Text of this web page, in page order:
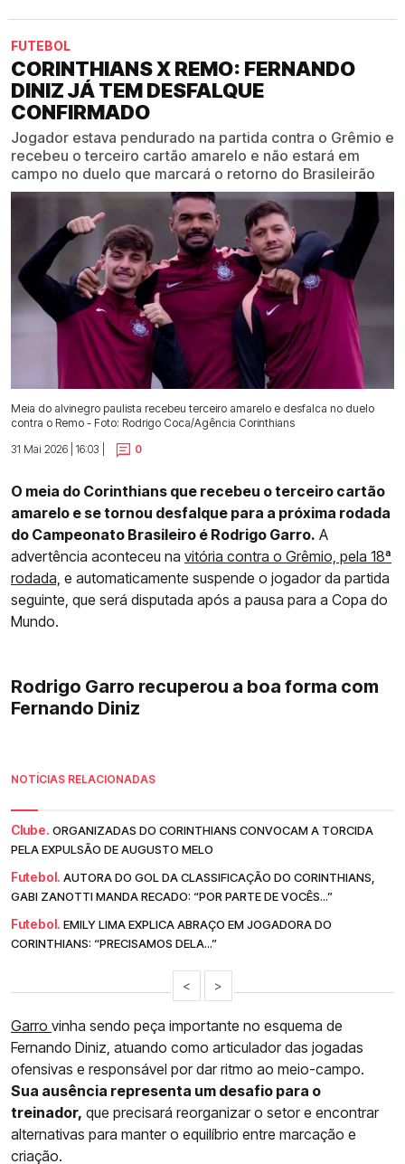
FUTEBOL
CORINTHIANS X REMO: FERNANDO
DINIZ JÁ TEM DESFALQUE
CONFIRMADO
Jogador estava pendurado na partida contra o Grêmio e
recebeu o terceiro cartão amarelo e não estará em
campo no duelo que marcará o retorno do Brasileirão
Meia do alvinegro paulista recebeu terceiro amarelo e desfalca no duelo
contra o Remo - Foto: Rodrigo Coca/Agência Corinthians
31 Mai 2026 | 16:03 |
0
O meia do Corinthians que recebeu o terceiro cartão
amarelo e se tornou desfalque para a próxima rodada
do Campeonato Brasileiro é Rodrigo Garro. A
advertência aconteceu na vitória contra o Grêmio, pela 18ª
rodada, e automaticamente suspende o jogador da partida
seguinte, que será disputada após a pausa para a Copa do
Mundo.
Rodrigo Garro recuperou a boa forma com
Fernando Diniz
NOTÍCIAS RELACIONADAS
Clube. ORGANIZADAS DO CORINTHIANS CONVOCAM A TORCIDA
PELA EXPULSÃO DE AUGUSTO MELO
Futebol. AUTORA DO GOL DA CLASSIFICAÇÃO DO CORINTHIANS,
GABI ZANOTTI MANDA RECADO: “POR PARTE DE VOCÊS...”
Futebol. EMILY LIMA EXPLICA ABRAÇO EM JOGADORA DO
CORINTHIANS: “PRECISAMOS DELA...”
< >
Garro vinha sendo peça importante no esquema de
Fernando Diniz, atuando como articulador das jogadas
ofensivas e responsável por dar ritmo ao meio-campo.
Sua ausência representa um desafio para o
treinador, que precisará reorganizar o setor e encontrar
alternativas para manter o equilíbrio entre marcação e
criação.